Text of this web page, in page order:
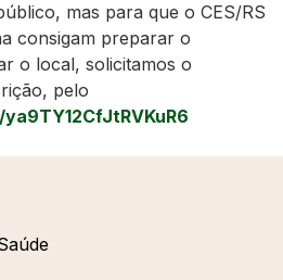
mas para que o CES/RS
consigam preparar o
o local, solicitamos o
pelo